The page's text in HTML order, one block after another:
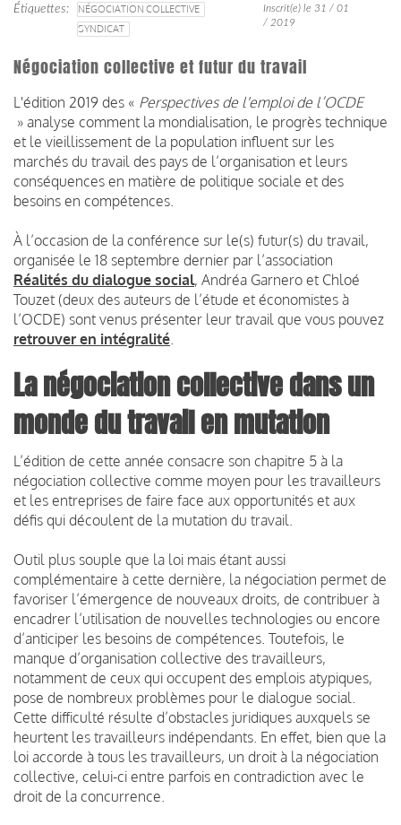
Étiquettes
NÉGOCIATION COLLECTIVE
SYNDICAT
Inscrit(e) le 31 / 01
/ 2019
Négociation collective et futur du travail
L'édition 2019 des « Perspectives de l'emploi de l’OCDE
» analyse comment la mondialisation, le progrès technique
et le vieillissement de la population influent sur les
marchés du travail des pays de l’organisation et leurs
conséquences en matière de politique sociale et des
besoins en compétences.
À l’occasion de la conférence sur le(s) futur(s) du travail,
organisée le 18 septembre dernier par l’association
Réalités du dialogue social, Andréa Garnero et Chloé
Touzet (deux des auteurs de l’étude et économistes à
l’OCDE) sont venus présenter leur travail que vous pouvez
retrouver en intégralité
La négociation collective dans un
monde du travail en mutation
L’édition de cette année consacre son chapitre 5 à la
négociation collective comme moyen pour les travailleurs
et les entreprises de faire face aux opportunités et aux
défis qui découlent de la mutation du travail.
Outil plus souple que la loi mais étant aussi
complémentaire à cette dernière, la négociation permet de
favoriser l’émergence de nouveaux droits, de contribuer à
encadrer l’utilisation de nouvelles technologies ou encore
d’anticiper les besoins de compétences. Toutefois, le
manque d’organisation collective des travailleurs,
notamment de ceux qui occupent des emplois atypiques,
pose de nombreux problèmes pour le dialogue social.
Cette difficulté résulte d’obstacles juridiques auxquels se
heurtent les travailleurs indépendants. En effet, bien que la
loi accorde à tous les travailleurs, un droit à la négociation
collective, celui-ci entre parfois en contradiction avec le
droit de la concurrence.